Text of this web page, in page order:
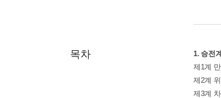
목차
1. 승전
제1계
제2계
제3계